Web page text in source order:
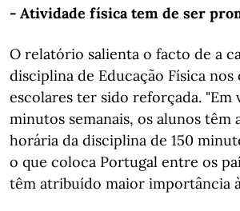
- Atividade física tem de ser
O relatório salienta o facto de a
disciplina de Educação Física
escolares ter sido reforçada. "Em
minutos semanais, os alunos têm
horária da disciplina de 150
o que coloca Portugal entre os
têm atribuído maior importância